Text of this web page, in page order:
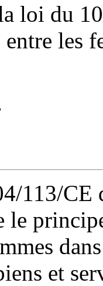
loi du
les
113/CE
et